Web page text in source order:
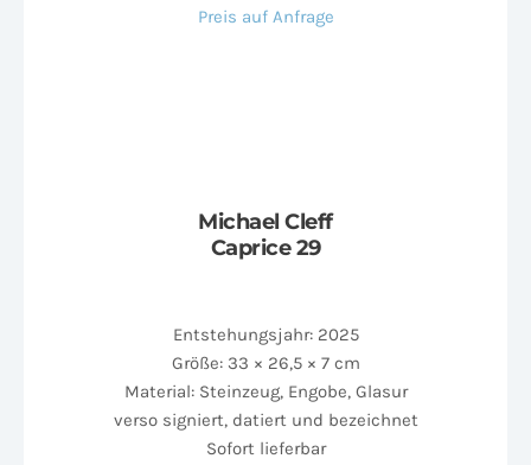
Preis auf Anfrage
Michael Cleff
Caprice 29
Entstehungsjahr: 2025
Größe: 33 × 26,5 × 7 cm
Material: Steinzeug, Engobe, Glasur
verso signiert, datiert und bezeichnet
Sofort lieferbar